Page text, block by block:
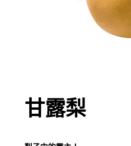
甘露梨